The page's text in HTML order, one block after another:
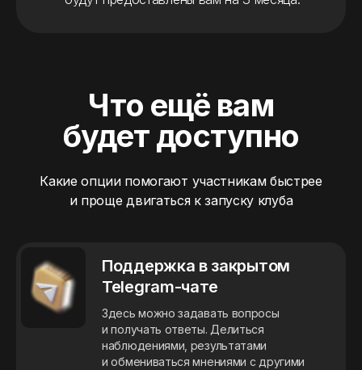
Что ещё вам
будет доступно
Какие опции помогают участникам быстрее
и проще двигаться к запуску клуба
Поддержка в закрытом
Telegram-чате
Здесь можно задавать вопросы
и получать ответы. Делиться
наблюдениями, результатами
и обмениваться мнениями с другими